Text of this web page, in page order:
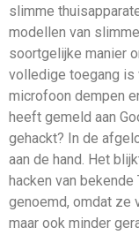
slimme
modellen van
soortgelijke manier
volledige toegang is
microfoon dempen
heeft gemeld aan
gehackt? In de
aan de hand. Het
hacken van
genoemd, omdat ze
maar ook minder